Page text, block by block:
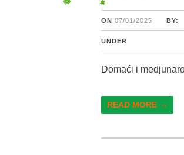
ON 07/01/2025 BY:
UNDER
Domaći i
READ MORE →